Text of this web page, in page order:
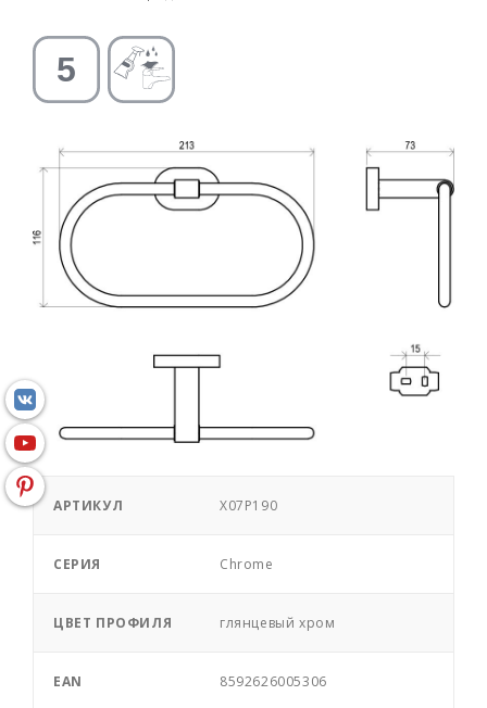
АРТИКУЛ X07P190
СЕРИЯ Chrome
ЦВЕТ ПРОФИЛЯ глянцевый хром
EAN 8592626005306